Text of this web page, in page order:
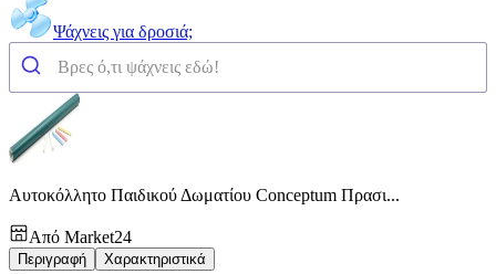
Ψάχνεις για δροσιά;
Αυτοκόλλητο Παιδικού Δωματίου Conceptum Πρασι...
Από Market24
Περιγραφή Χαρακτηριστικά